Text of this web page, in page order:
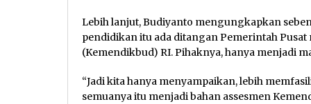
Lebih lanjut, Budiyanto mengungkapkan
pendidikan itu ada ditangan Pemerintah
(Kemendikbud) RI. Pihaknya, hanya menjadi
“Jadi kita hanya menyampaikan, lebih
semuanya itu menjadi bahan assesmen